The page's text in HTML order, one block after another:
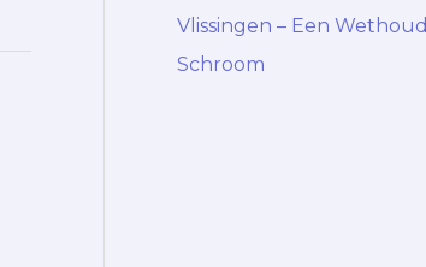
Vlissingen – Een
Schroom